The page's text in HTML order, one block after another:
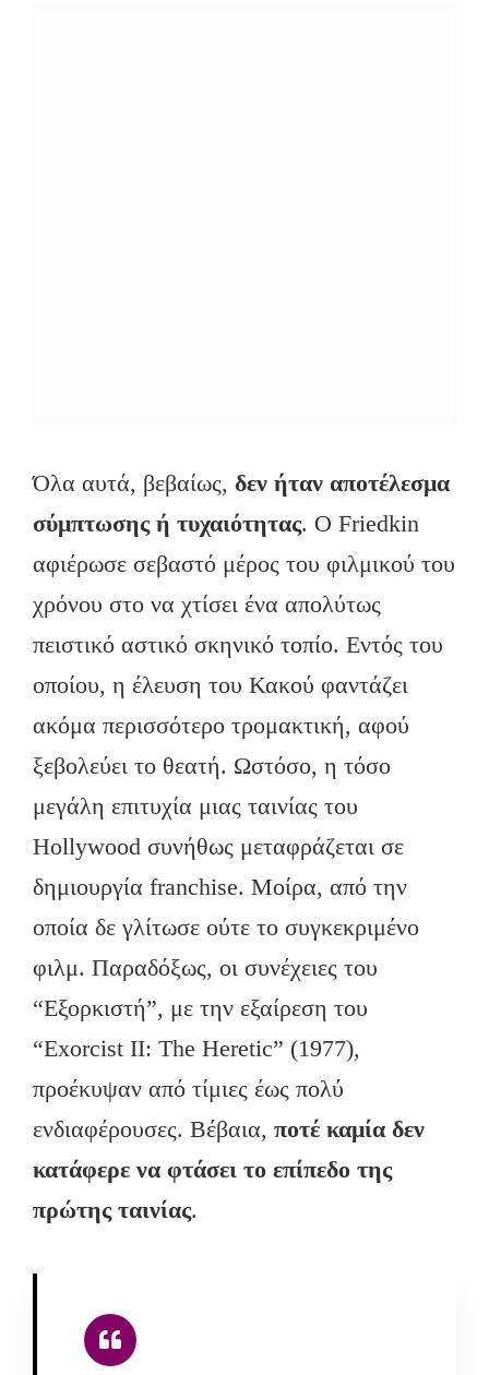
Όλα αυτά, βεβαίως, δεν ήταν αποτέλεσμα
σύμπτωσης ή τυχαιότητας. Ο Friedkin
αφιέρωσε σεβαστό μέρος του φιλμικού του
χρόνου στο να χτίσει ένα απολύτως
πειστικό αστικό σκηνικό τοπίο. Εντός του
οποίου, η έλευση του Κακού φαντάζει
ακόμα περισσότερο τρομακτική, αφού
ξεβολεύει το θεατή. Ωστόσο, η τόσο
μεγάλη επιτυχία μιας ταινίας του
Hollywood συνήθως μεταφράζεται σε
δημιουργία franchise. Μοίρα, από την
οποία δε γλίτωσε ούτε το συγκεκριμένο
φιλμ. Παραδόξως, οι συνέχειες του
“Εξορκιστή”, με την εξαίρεση του
“Exorcist II: The Heretic” (1977),
προέκυψαν από τίμιες έως πολύ
ενδιαφέρουσες. Βέβαια, ποτέ καμία δεν
κατάφερε να φτάσει το επίπεδο της
πρώτης ταινίας.